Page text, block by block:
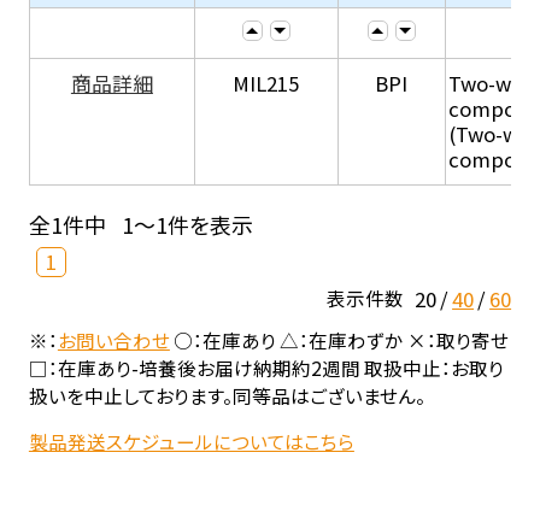
商品詳細 MIL215 BPI
Two-
(Two-
全1件中 1～1件を表示
1
表示件数 20 40 60
※：お問い合わせ○：在庫あり △：在庫わずか ×：取り寄せ
□：在庫あり-培養後お届け納期約2週間 取扱中止：お取り
扱いを中止しております。同等品はございません。
製品発送スケジュールについてはこちら